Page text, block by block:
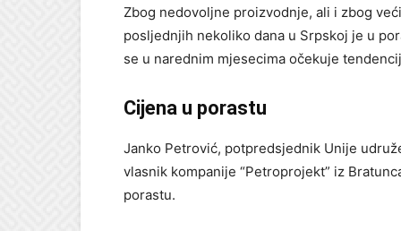
Zbog nedovoljne proizvodnje, ali i zbog
posljednjih nekoliko dana u Srpskoj je u
se u narednim mjesecima očekuje
Cijena u porastu
Janko Petrović, potpredsjednik Unije
vlasnik kompanije “Petroprojekt” iz
porastu.